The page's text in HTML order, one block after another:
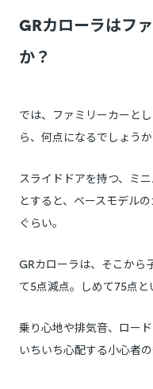
GRカローラはフ
か？
では、ファミリーカーと
ら、何点になるでしょうか
スライドドアを持つ、ミ
とすると、ベースモデル
ぐらい。
GRカローラは、そこから
て5点減点。しめて75点と
乗り心地や排気音、ロー
いちいち心配する小心者